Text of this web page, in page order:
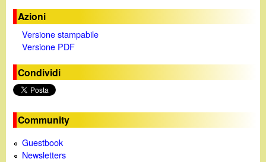
a
n
d
r
c
r
Azioni
Versione stampabile
Versione PDF
Condividi
Community
Guestbook
Newsletters